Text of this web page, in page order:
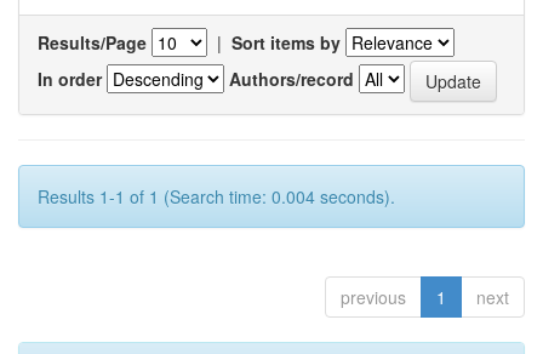
Results/Page | Sort items by
In order
Authors/record
Results 1-1 of 1 (Search time: 0.004 seconds).
previous 1 next